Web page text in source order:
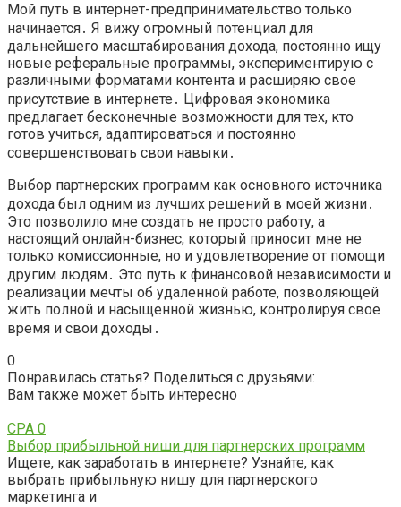
Мой путь в интернет-предпринимательство только
начинается․ Я вижу огромный потенциал для
дальнейшего масштабирования дохода, постоянно ищу
новые реферальные программы, экспериментирую с
различными форматами контента и расширяю свое
присутствие в интернете․ Цифровая экономика
предлагает бесконечные возможности для тех, кто
готов учиться, адаптироваться и постоянно
совершенствовать свои навыки․
Выбор партнерских программ как основного источника
дохода был одним из лучших решений в моей жизни․
Это позволило мне создать не просто работу, а
настоящий онлайн-бизнес, который приносит мне не
только комиссионные, но и удовлетворение от помощи
другим людям․ Это путь к финансовой независимости и
реализации мечты об удаленной работе, позволяющей
жить полной и насыщенной жизнью, контролируя свое
время и свои доходы․
0
Понравилась статья? Поделиться с друзьями:
Вам также может быть интересно
CPA 0
Выбор прибыльной ниши для партнерских программ
Ищете, как заработать в интернете? Узнайте, как
выбрать прибыльную нишу для партнерского
маркетинга и